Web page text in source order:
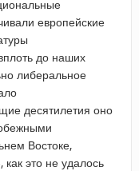
европейские
до наших
либеральное
десятилетия оно
Востоке,
это не удалось